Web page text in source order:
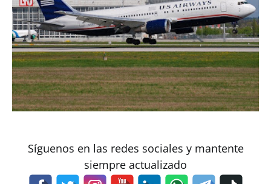
Síguenos en las redes sociales y mantente
siempre actualizado